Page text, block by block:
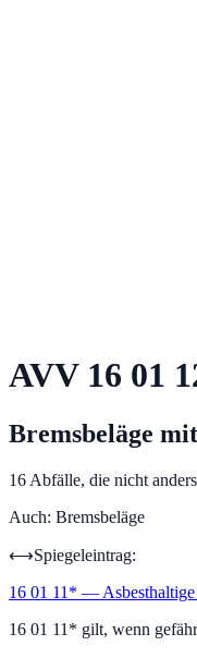
AVV 16 01
Bremsbeläge
16 Abfälle, die nicht
Auch: Bremsbeläge
⟷Spiegeleintrag:
16 01 11 * —
16 01 11* gilt, wenn